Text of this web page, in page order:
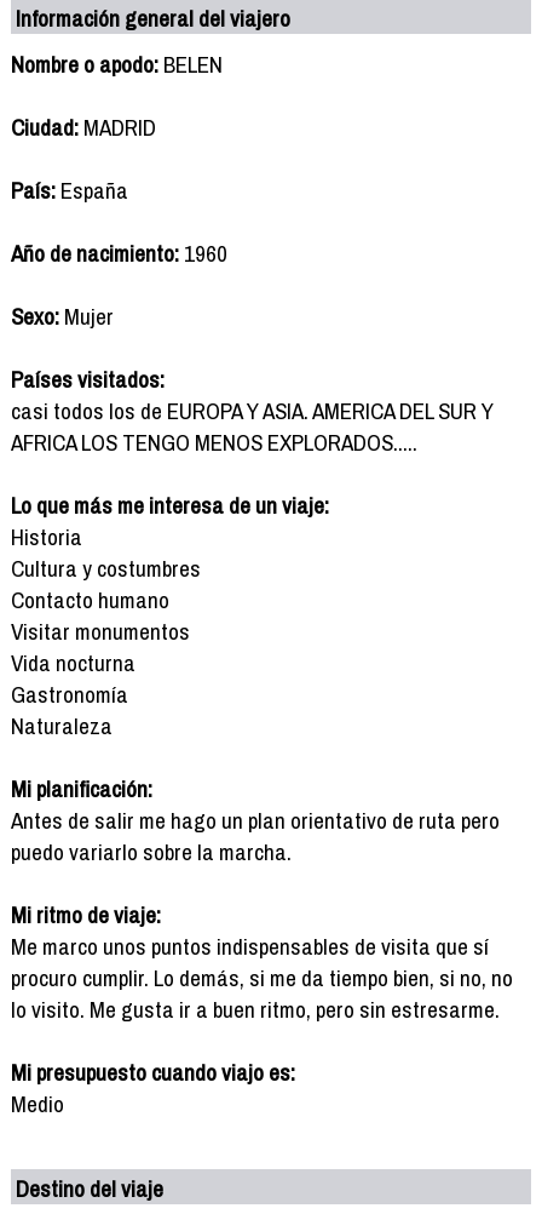
Información general del viajero
Nombre o apodo:BELEN
Ciudad:MADRID
País:España
Año de nacimiento:1960
Sexo:Mujer
Países visitados:
casi todos los de EUROPA Y ASIA. AMERICA DEL SUR Y
AFRICA LOS TENGO MENOS EXPLORADOS.....
Lo que más me interesa de un viaje:
Historia
Cultura y costumbres
Contacto humano
Visitar monumentos
Vida nocturna
Gastronomía
Naturaleza
Mi planificación:
Antes de salir me hago un plan orientativo de ruta pero
puedo variarlo sobre la marcha.
Mi ritmo de viaje:
Me marco unos puntos indispensables de visita que sí
procuro cumplir. Lo demás, si me da tiempo bien, si no, no
lo visito. Me gusta ir a buen ritmo, pero sin estresarme.
Mi presupuesto cuando viajo es:
Medio
Destino del viaje